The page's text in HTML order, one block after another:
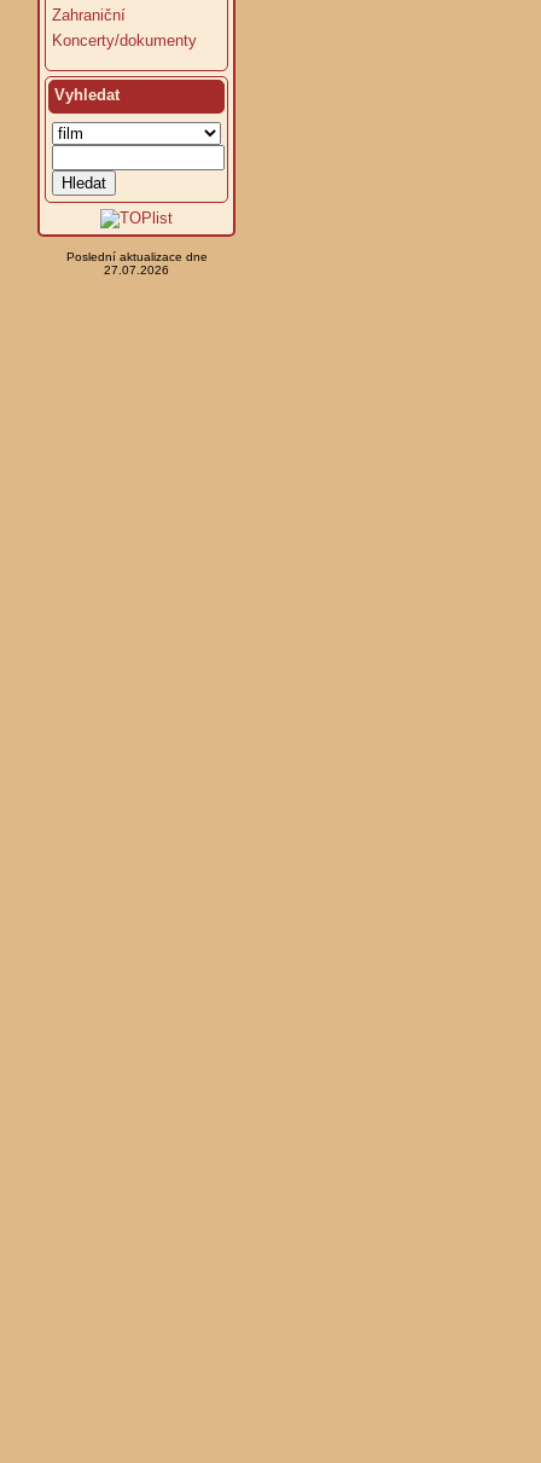
Zahraniční
Koncerty/dokumenty
Vyhledat
Poslední aktualizace dne
27.07.2026